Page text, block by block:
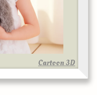
Cartoon 3D